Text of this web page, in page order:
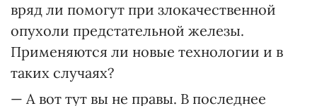
вряд ли помогут при злокачественной
опухоли предстательной железы.
Применяются ли новые технологии и в
таких случаях?
— А вот тут вы не правы. В последнее